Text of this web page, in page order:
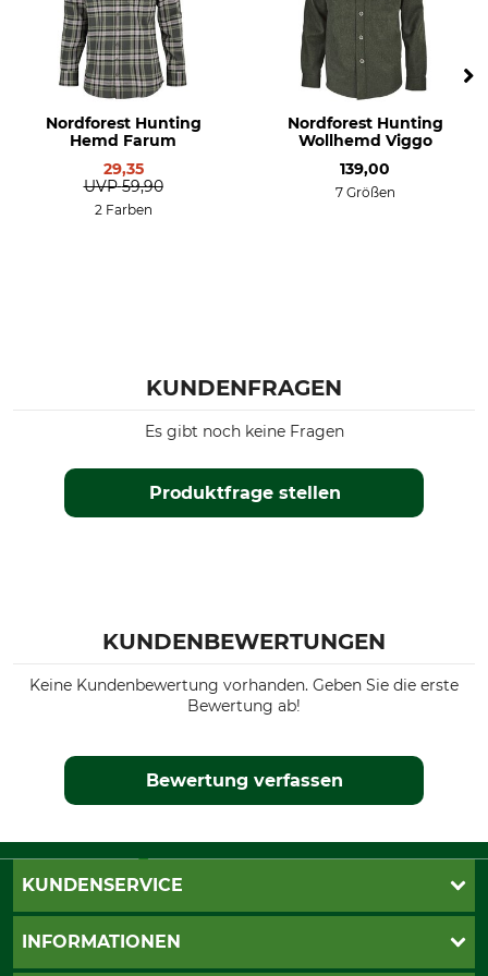
Nordforest Hunting
Hemd Farum
29,35
UVP 59,90
2 Farben
Nordforest Hunting
Wollhemd Viggo
139,00
7 Größen
KUNDENFRAGEN
Produktfrage stellen
Es gibt noch keine Fragen
KUNDENBEWERTUNGEN
Keine Kundenbewertung vorhanden. Geben Sie die erste
Bewertung ab!
Bewertung verfassen
KUNDENSERVICE
Live-Shopping
INFORMATIONEN